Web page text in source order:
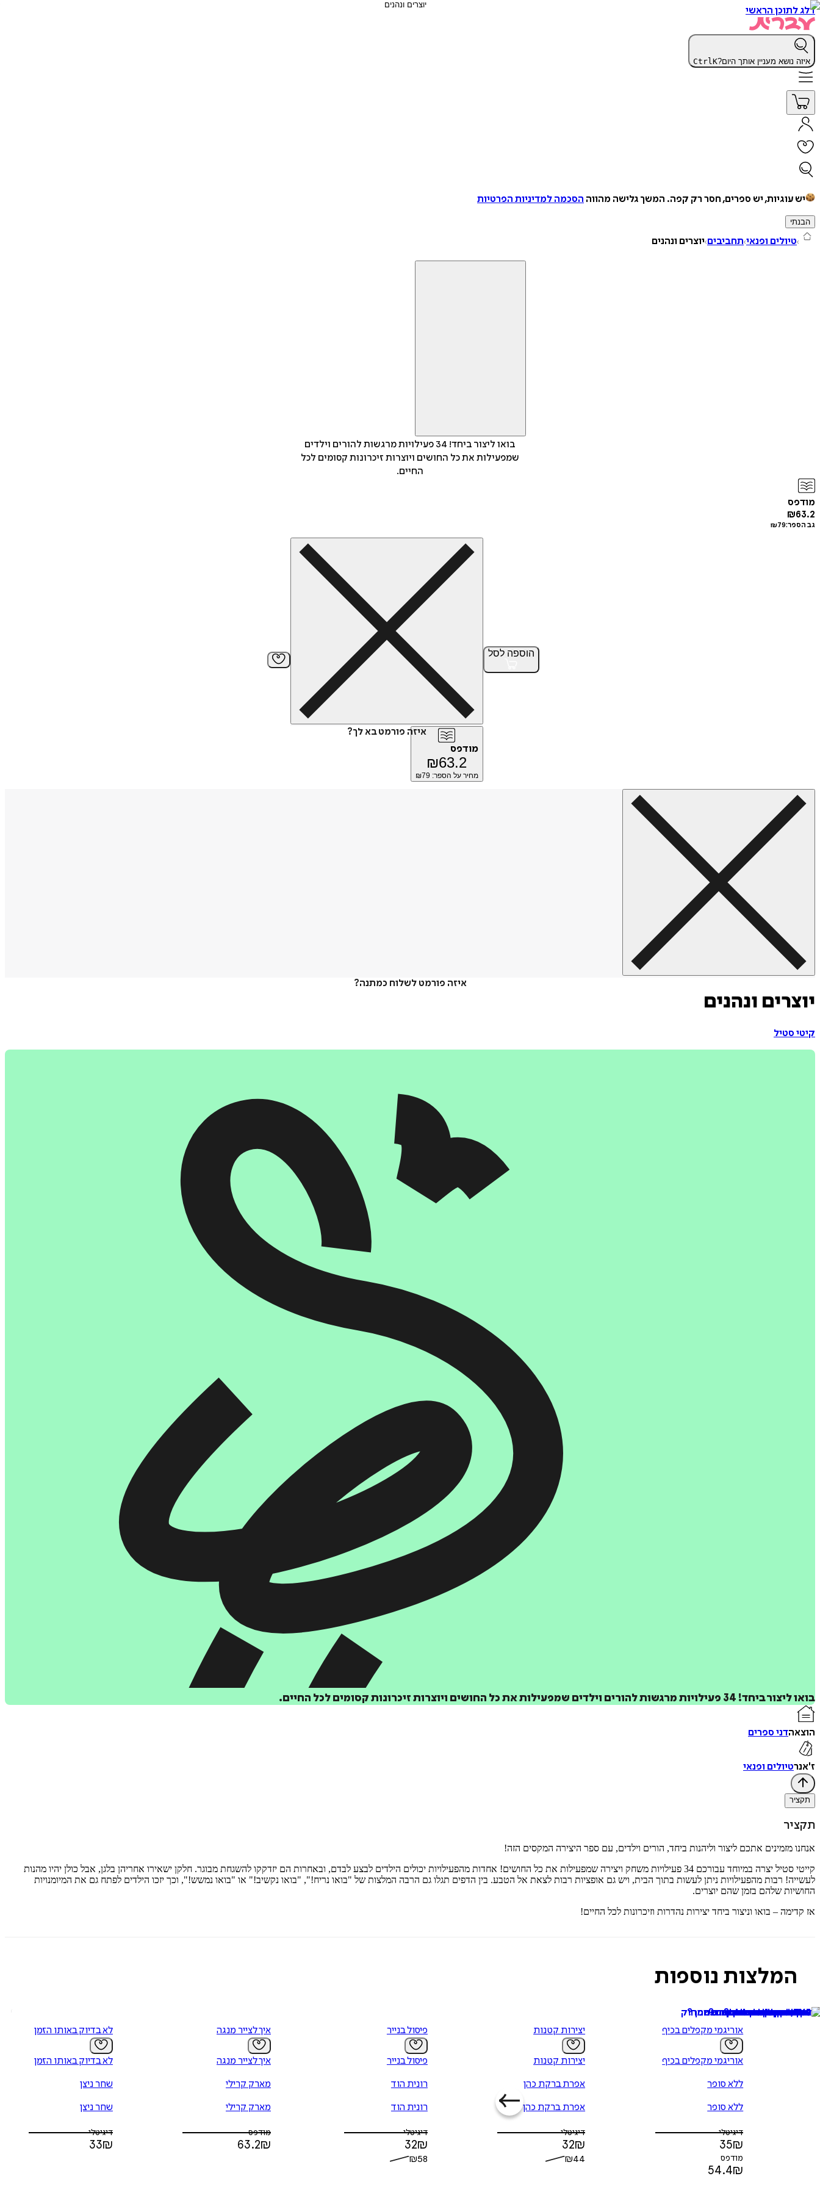
דלג לתוכן הראשי
איזה נושא מעניין אותך היום? CtrlK
יש עוגיות, יש ספרים, חסר רק קפה. המשך גלישה מהווה הסכמה למדיניות הפרטיות
הבנתי
טיולים ופנאי תחביבים יוצרים ונהנים
בואו ליצור ביחד! 34 פעילויות מרגשות להורים וילדים
שמפעילות את כל החושים ויוצרות זיכרונות קסומים לכל
החיים.
מודפס
₪63.2
גב הספר: ₪79
הוספה לסל
איזה פורמט בא לך?
מודפס
₪63.2
מחיר על הספר: ₪ 79
איזה פורמט לשלוח כמתנה?
הוספה
מודפס
63.2
מחיר על הספר: ₪
יוצרים ונהנים
קיטי סטיל
בואו ליצור ביחד! 34 פעילויות מרגשות להורים וילדים שמפעילות את כל החושים ויוצרות זיכרונות קסומים לכל החיים.
הוצאהדני ספרים
ז'אנרטיולים ופנאי
תקציר
תקציר
אנחנו מזמינים אתכם ליצור וליהנות ביחד, הורים וילדים, עם ספר היצירה המקסים הזה!
קייטי סטיל יצרה במיוחד עבורכם 34 פעילויות משחק ויצירה שמפעילות את כל החושים! אחדות מהפעילויות יכולים הילדים לבצע לבדם, ובאחרות הם יזדקקו להשגחת מבוגר. חלקן ישאירו אחריהן בלגן, אבל כולן יהיו מהנות
לעשייה! רבות מהפעילויות ניתן לעשות בתוך הבית, ויש גם אופציות רבות לצאת אל הטבע. בין הדפים תגלו גם הרבה המלצות של "בואו נריח!", "בואו נקשיב!" או "בואו נמשש!", וכך יזכו הילדים לפתח גם את המיומנויות
החושיות שלהם בזמן שהם יוצרים.
אז קדימה – בואו וניצור ביחד יצירות נהדרות וזיכרונות לכל החיים!
המלצות נוספות
אוריגמי מקפלים בכיף
אוריגמי מקפלים בכיף
ללא סופר
ללא סופר
דיגיטלי
35₪
מודפס
54.4₪
יצירות קטנות
יצירות קטנות
אפרת ברקת כהן
אפרת ברקת כהן
דיגיטלי
32₪
₪44
פיסול בנייר
פיסול בנייר
רונית הוד
רונית הוד
דיגיטלי
32₪
₪58
איך לצייר מנגה
איך לצייר מנגה
מארק קרילי
מארק קרילי
מודפס
63.2₪
לא בדיוק באותו הזמן
לא בדיוק באותו הזמן
שחר ניצן
שחר ניצן
דיגיטלי
33₪